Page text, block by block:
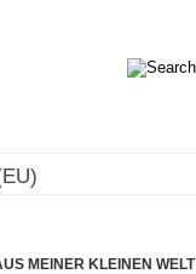
MEINER KLEINEN WELT